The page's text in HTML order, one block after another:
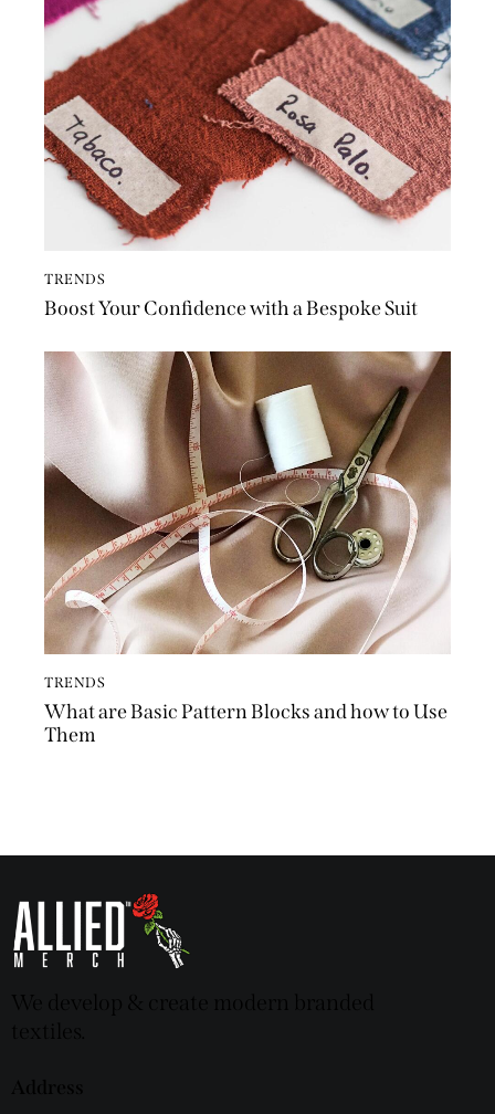
TRENDS
Boost Your Confidence with a Bespoke Suit
TRENDS
What are Basic Pattern Blocks and how to Use
Them